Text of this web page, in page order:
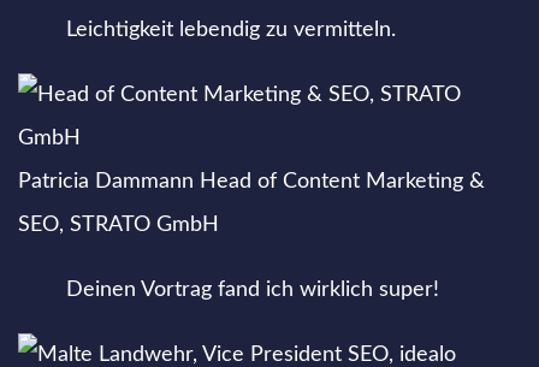
Leichtigkeit lebendig zu vermitteln.
Patricia Dammann Head of Content Marketing &
SEO, STRATO GmbH
Deinen Vortrag fand ich wirklich super!